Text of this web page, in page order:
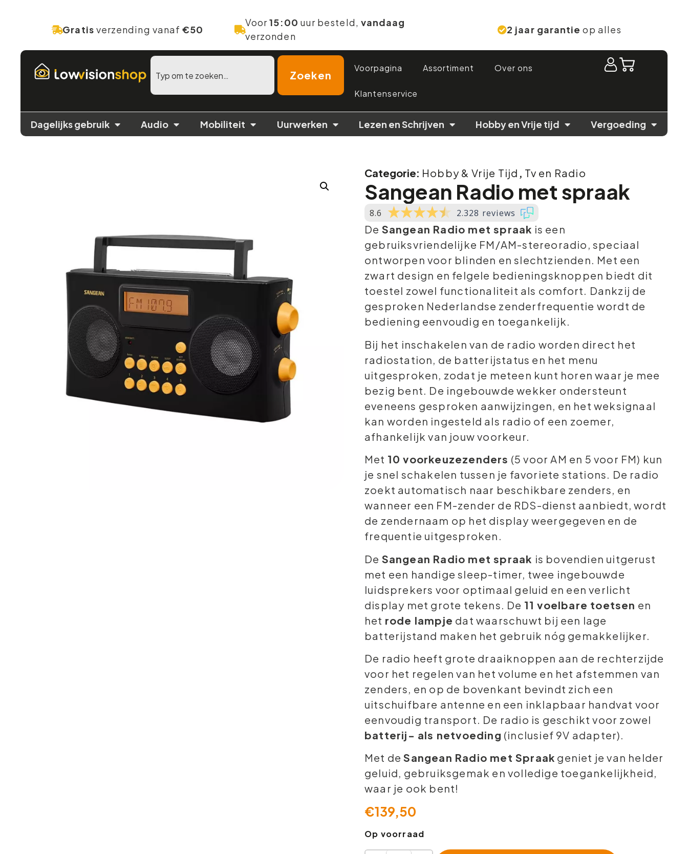
Gratis verzending vanaf €50
Voor15:00 uur besteld, vandaag
verzonden
2 jaar garantie op alles
Zoeken
Voorpagina Assortiment Over ons
Klantenservice
Dagelijks gebruik Audio Mobiliteit Uurwerken Lezen en Schrijven Hobby en Vrije tijd Vergoeding
Categorie: Hobby & Vrije Tijd , Tv en Radio
Sangean Radio met spraak
8.6 2.328 reviews
De Sangean Radio met spraak is een
gebruiksvriendelijke FM/AM-stereoradio, speciaal
ontworpen voor blinden en slechtzienden. Met een
zwart design en felgele bedieningsknoppen biedt dit
toestel zowel functionaliteit als comfort. Dankzij de
gesproken Nederlandse zenderfrequentie wordt de
bediening eenvoudig en toegankelijk.
Bij het inschakelen van de radio worden direct het
radiostation, de batterijstatus en het menu
uitgesproken, zodat je meteen kunt horen waar je mee
bezig bent. De ingebouwde wekker ondersteunt
eveneens gesproken aanwijzingen, en het weksignaal
kan worden ingesteld als radio of een zoemer,
afhankelijk van jouw voorkeur.
Met 10 voorkeuzezenders (5 voor AM en 5 voor FM) kun
je snel schakelen tussen je favoriete stations. De radio
zoekt automatisch naar beschikbare zenders, en
wanneer een FM-zender de RDS-dienst aanbiedt, wordt
de zendernaam op het display weergegeven en de
frequentie uitgesproken.
De Sangean Radio met spraak is bovendien uitgerust
met een handige sleep-timer, twee ingebouwde
luidsprekers voor optimaal geluid en een verlicht
display met grote tekens. De 11 voelbare toetsen en
het rode lampje dat waarschuwt bij een lage
batterijstand maken het gebruik nóg gemakkelijker.
De radio heeft grote draaiknoppen aan de rechterzijde
voor het regelen van het volume en het afstemmen van
zenders, en op de bovenkant bevindt zich een
uitschuifbare antenne en een inklapbaar handvat voor
eenvoudig transport. De radio is geschikt voor zowel
batterij- als netvoeding (inclusief 9V adapter).
Met deSangean Radio met Spraak geniet je van helder
geluid, gebruiksgemak en volledige toegankelijkheid,
waar je ook bent!
€139,50
Op voorraad